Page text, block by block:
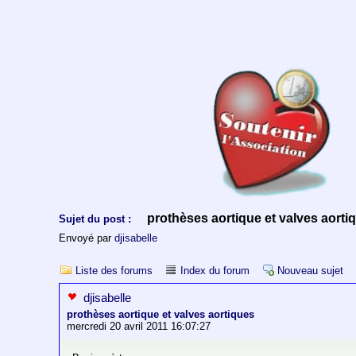
Sujet du post : prothèses aortique et valves
Envoyé pardjisabelle
Liste des forums Index du forum Nouveau sujet
djisabelle
prothèses aortique et valves aortiques
mercredi 20 avril 2011 16:07:27